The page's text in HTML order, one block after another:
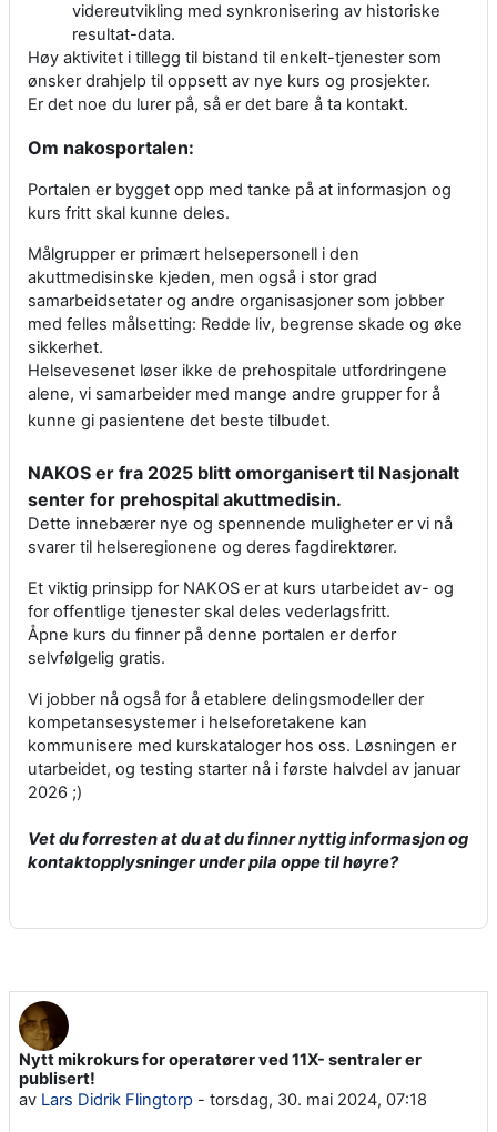
videreutvikling med synkronisering av historiske
resultat-data.
Høy aktivitet i tillegg til bistand til enkelt-tjenester som
ønsker drahjelp til oppsett av nye kurs og prosjekter.
Er det noe du lurer på, så er det bare å ta kontakt.
Om nakosportalen:
Portalen er bygget opp med tanke på at informasjon og
kurs fritt skal kunne deles.
Målgrupper er primært helsepersonell i den
akuttmedisinske kjeden, men også i stor grad
samarbeidsetater og andre organisasjoner som jobber
med felles målsetting: Redde liv, begrense skade og øke
sikkerhet.
Helsevesenet løser ikke de prehospitale utfordringene
alene, vi samarbeider med mange andre grupper for å
kunne gi pasientene det beste tilbudet.
NAKOS er fra 2025 blitt omorganisert til Nasjonalt
senter for prehospital akuttmedisin.
Dette innebærer nye og spennende muligheter er vi nå
svarer til helseregionene og deres fagdirektører.
Et viktig prinsipp for NAKOS er at kurs utarbeidet av- og
for offentlige tjenester skal deles vederlagsfritt.
Åpne kurs du finner på denne portalen er derfor
selvfølgelig gratis.
Vi jobber nå også for å etablere delingsmodeller der
kompetansesystemer i helseforetakene kan
kommunisere med kurskataloger hos oss. Løsningen er
utarbeidet, og testing starter nå i første halvdel av januar
2026 ;)
Vet du forresten at du at du finner nyttig informasjon og
kontaktopplysninger under pila oppe til høyre?
Nytt mikrokurs for operatører ved 11X- sentraler er
publisert!
av Lars Didrik Flingtorp - torsdag, 30. mai 2024, 07:18